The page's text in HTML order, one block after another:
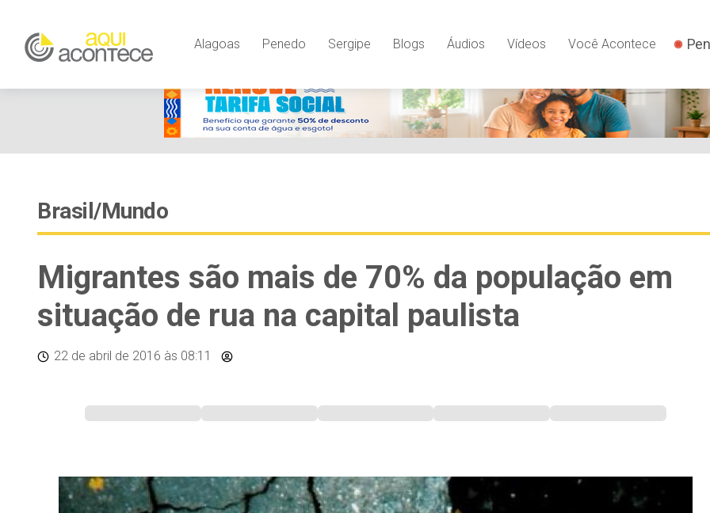
Alagoas Penedo Sergipe Blogs Áudios Vídeos Você Acontece
Brasil/Mundo
Migrantes são mais de 70% da população em
situação de rua na capital paulista
22 de abril de 2016 às 08:11